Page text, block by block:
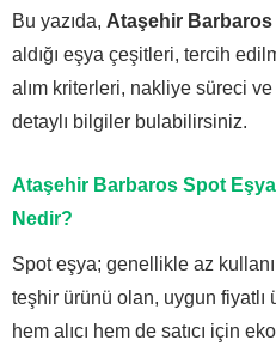
Bu yazıda, Ataşehir
aldığı eşya çeşitleri, tercih
alım kriterleri, nakliye süreci
detaylı bilgiler bulabilirsiniz.
Ataşehir Barbaros Spot
Nedir?
Spot eşya; genellikle az
teşhir ürünü olan, uygun
hem alıcı hem de satıcı için